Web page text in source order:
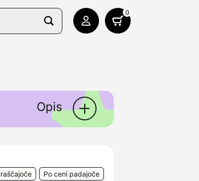
0
Opis
Po ceni padajoče